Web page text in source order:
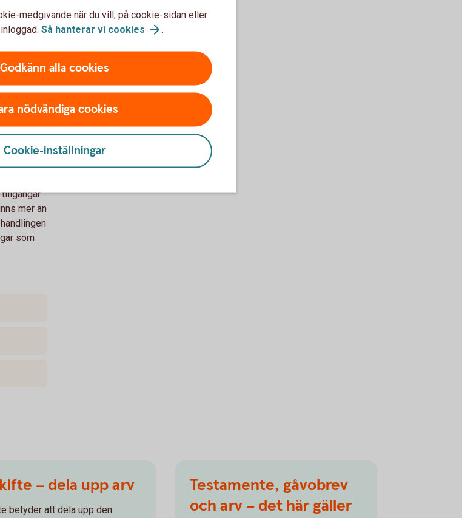
mer än
som
– dela upp arv
betyder att dela upp den
Testamente, gåvobrev
och arv – det här gäller
medgivande när du vill, på cookie-sidan eller
Så hanterar vi cookies .
Godkänn alla cookies
nödvändiga cookies
Cookie-inställningar